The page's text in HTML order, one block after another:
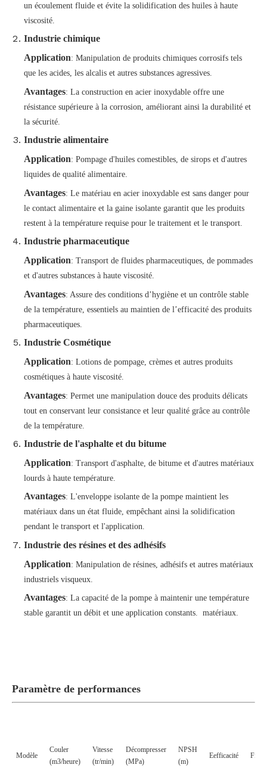
un écoulement fluide et évite la solidification des huiles à haute
viscosité.
Industrie chimique
Application: Manipulation de produits chimiques corrosifs tels
que les acides, les alcalis et autres substances agressives.
Avantages: La construction en acier inoxydable offre une
résistance supérieure à la corrosion, améliorant ainsi la durabilité et
la sécurité.
Industrie alimentaire
Application: Pompage d'huiles comestibles, de sirops et d'autres
liquides de qualité alimentaire.
Avantages: Le matériau en acier inoxydable est sans danger pour
le contact alimentaire et la gaine isolante garantit que les produits
restent à la température requise pour le traitement et le transport.
Industrie pharmaceutique
Application: Transport de fluides pharmaceutiques, de pommades
et d'autres substances à haute viscosité.
Avantages: Assure des conditions d’hygiène et un contrôle stable
de la température, essentiels au maintien de l’efficacité des produits
pharmaceutiques.
Industrie Cosmétique
Application: Lotions de pompage, crèmes et autres produits
cosmétiques à haute viscosité.
Avantages: Permet une manipulation douce des produits délicats
tout en conservant leur consistance et leur qualité grâce au contrôle
de la température.
Industrie de l'asphalte et du bitume
Application: Transport d'asphalte, de bitume et d'autres matériaux
lourds à haute température.
Avantages: L'enveloppe isolante de la pompe maintient les
matériaux dans un état fluide, empêchant ainsi la solidification
pendant le transport et l'application.
Industrie des résines et des adhésifs
Application: Manipulation de résines, adhésifs et autres matériaux
industriels visqueux.
Avantages: La capacité de la pompe à maintenir une température
stable garantit un débit et une application constants. matériaux.
Paramètre de performances
Modèle
Couler
(m3/heure)
Vitesse
(tr/min)
Décompresser
(MPa)
NPSH
(m)
Eefficacité F